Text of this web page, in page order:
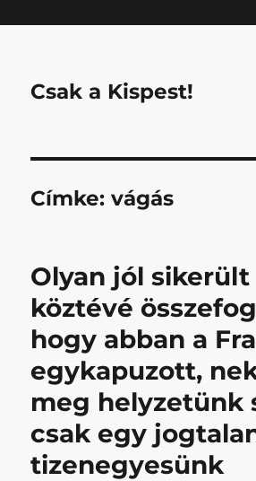
Csak a Kispest!
Címke:vágás
Olyan jól sikerült
köztévé
hogy abban a
egykapuzott,
meg helyzetünk
csak egy
tizenegyesünk